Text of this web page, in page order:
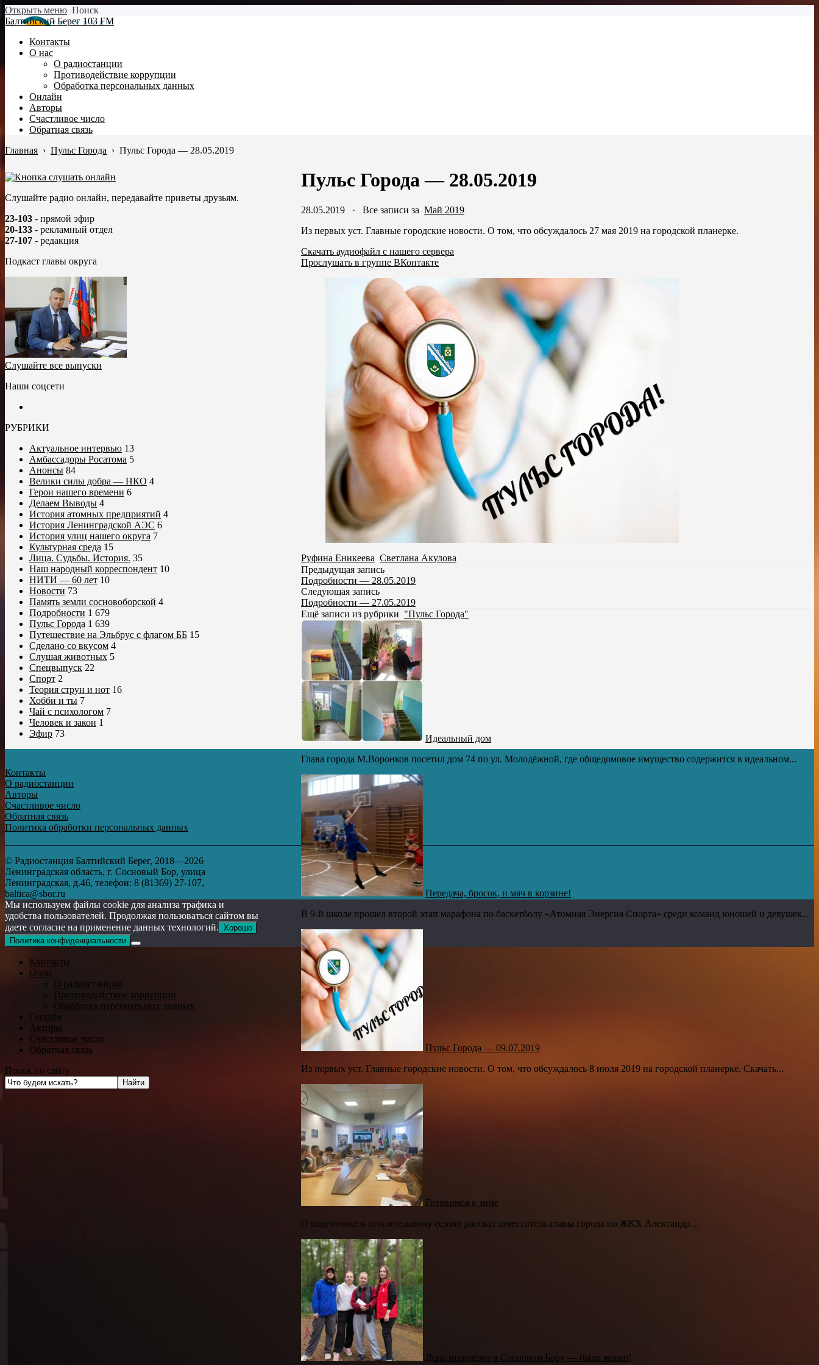
Открыть меню Поиск
Балтийский Берег 103 FM
Контакты
О нас
О радиостанции
Противодействие коррупции
Обработка персональных данных
Онлайн
Авторы
Счастливое число
Обратная связь
Главная › Пульс Города › Пульс Города — 28.05.2019
Пульс Города — 28.05.2019
28.05.2019 · Все записи за Май 2019
Из первых уст. Главные городские новости. О том, что обсуждалось 27 мая 2019 на городской планерке.
Скачать аудиофайл с нашего сервера
Прослушать в группе ВКонтакте
Руфина Еникеева Светлана Акулова
Предыдущая запись
Подробности — 28.05.2019
Следующая запись
Подробности — 27.05.2019
Ещё записи из рубрики "Пульс Города"
Идеальный дом
Глава города М.Воронков посетил дом 74 по ул. Молодёжной, где общедомовое имущество содержится в идеальном...
Передача, бросок, и мяч в корзине!
В 9-й школе прошел второй этап марафона по баскетболу «Атомная Энергия Спорта» среди команд юношей и девушек...
Пульс Города — 09.07.2019
Из первых уст. Главные городские новости. О том, что обсуждалось 8 июля 2019 на городской планерке. Скачать...
Готовимся к зиме
О подготовке к отопительному сезону рассказ заместитель главы города по ЖКХ Александр...
День молодёжи в Сосновом Бору — было жарко!
Слушайте радио онлайн, передавайте приветы друзьям.
23-103 - прямой эфир
20-133 - рекламный отдел
27-107 - редакция
Подкаст главы округа
Слушайте все выпуски
Наши соцсети
РУБРИКИ
Актуальное интервью 13
Амбассадоры Росатома 5
Анонсы 84
Велики силы добра — НКО 4
Герои нашего времени 6
Делаем Выводы 4
История атомных предприятий 4
История Ленинградской АЭС 6
История улиц нашего округа 7
Культурная среда 15
Лица. Судьбы. История. 35
Наш народный корреспондент 10
НИТИ — 60 лет 10
Новости 73
Память земли сосновоборской 4
Подробности 1 679
Пульс Города 1 639
Путешествие на Эльбрус с флагом ББ 15
Сделано со вкусом 4
Слушая животных 5
Спецвыпуск 22
Спорт 2
Теория струн и нот 16
Хобби и ты 7
Чай с психологом 7
Человек и закон 1
Эфир 73
Контакты
О радиостанции
Авторы
Счастливое число
Обратная связь
Политика обработки персональных данных
© Радиостанция Балтийский Берег, 2018—2026
Ленинградская область, г. Сосновый Бор, улица
Ленинградская, д.46, телефон: 8 (81369) 27-107,
baltica@sbor.ru
Мы используем файлы cookie для анализа трафика и
удобства пользователей. Продолжая пользоваться сайтом вы
даете согласие на применение данных технологий. Хорошо
Политика конфиденциальности
Контакты
О нас
О радиостанции
Противодействие коррупции
Обработка персональных данных
Онлайн
Авторы
Счастливое число
Обратная связь
Поиск по сайту